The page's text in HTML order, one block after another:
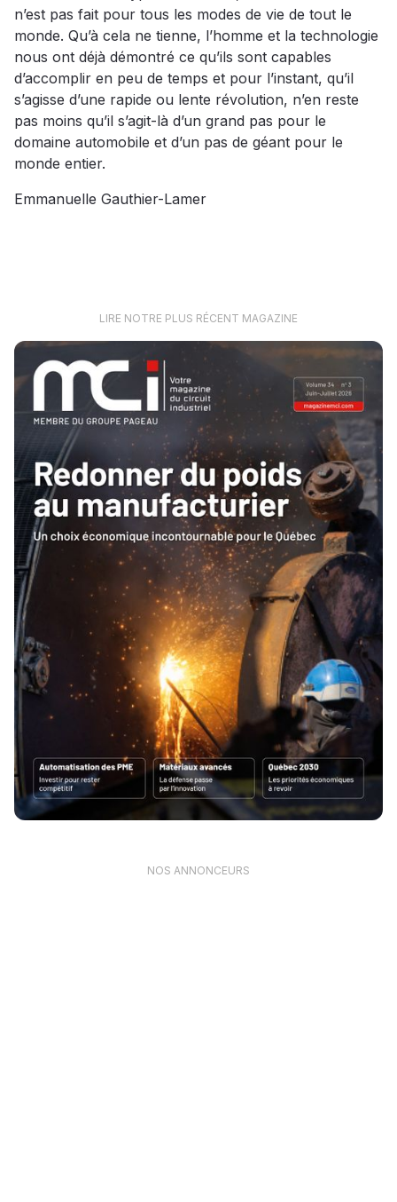
n’est pas fait pour tous les modes de vie de tout le
monde. Qu’à cela ne tienne, l’homme et la technologie
nous ont déjà démontré ce qu’ils sont capables
d’accomplir en peu de temps et pour l’instant, qu’il
s’agisse d’une rapide ou lente révolution, n’en reste
pas moins qu’il s’agit-là d’un grand pas pour le
domaine automobile et d’un pas de géant pour le
monde entier.
Emmanuelle Gauthier-Lamer
LIRE NOTRE PLUS RÉCENT MAGAZINE
NOS ANNONCEURS